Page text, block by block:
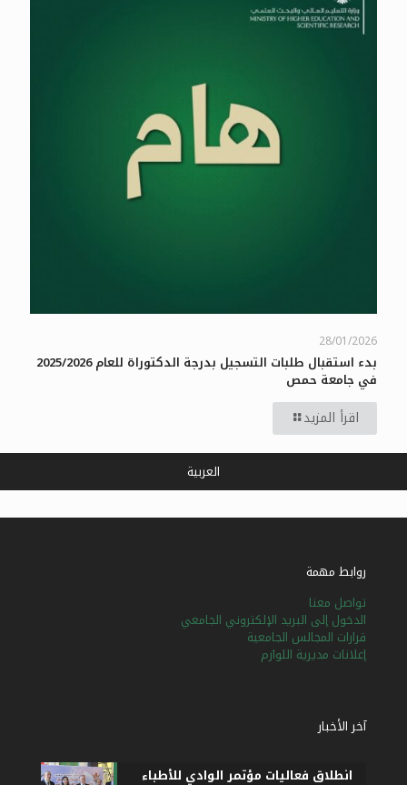
28/01/2026
بدء استقبال طلبات التسجيل بدرجة الدكتوراة للعام 2025/2026
في جامعة حمص
اقرأ المزيد
روابط مهمة
تواصل معنا
الدخول إلى البريد الإلكتروني الجامعي
قرارات المجالس الجامعية
إعلانات مديرية اللوازم
آخر الأخبار
انطلاق فعاليات مؤتمر الوادي للأطباء
العربية